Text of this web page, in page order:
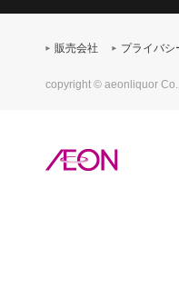
販売会社 プライバシ
copyright © aeonliquor